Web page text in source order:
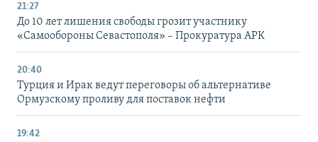
21:27
До 10 лет лишения свободы грозит участнику
«Самообороны Севастополя» – Прокуратура АРК
20:40
Турция и Ирак ведут переговоры об альтернативе
Ормузскому проливу для поставок нефти
19:42